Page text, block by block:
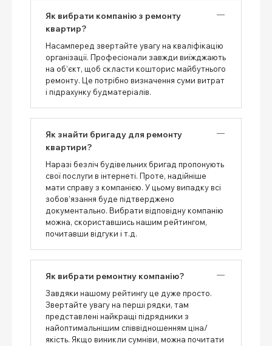
Як вибрати компанію з ремонту
квартир?
Насамперед звертайте увагу на кваліфікацію
організації. Професіонали завжди виїжджають
на об’єкт, щоб скласти кошторис майбутнього
ремонту. Це потрібно визначення суми витрат
і підрахунку будматеріалів.
Як знайти бригаду для ремонту
квартири?
Наразі безліч будівельних бригад пропонують
свої послуги в інтернеті. Проте, надійніше
мати справу з компанією. У цьому випадку всі
зобов’язання буде підтверджено
документально. Вибрати відповідну компанію
можна, скориставшись нашим рейтингом,
почитавши відгуки і т.д.
Як вибрати ремонтну компанію?
Завдяки нашому рейтингу це дуже просто.
Звертайте увагу на перші рядки, там
представлені найкращі підрядники з
найоптимальнішим співвідношенням ціна/
якість. Якщо виникли сумніви, можна почитати